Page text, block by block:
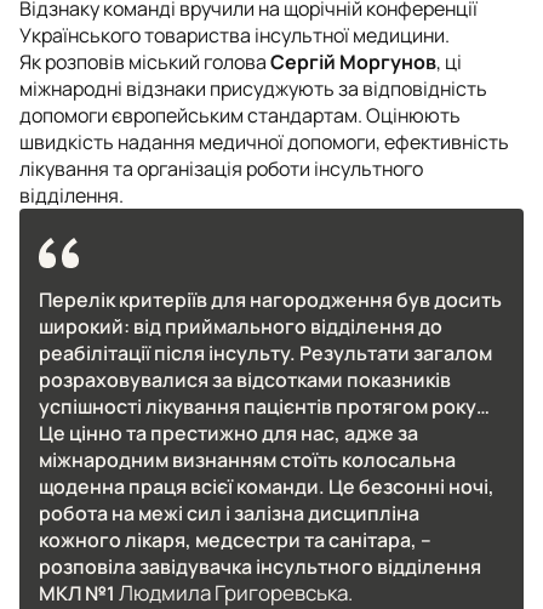
Відзнаку команді вручили на щорічній конференції
Українського товариства інсультної медицини.
Як розповів міський головаСергій Моргунов, ці
міжнародні відзнаки присуджують за відповідність
допомоги європейським стандартам. Оцінюють
швидкість надання медичної допомоги, ефективність
лікування та організація роботи інсультного
відділення.
Перелік критеріїв для нагородження був досить
широкий: від приймального відділення до
реабілітації після інсульту. Результати загалом
розраховувалися за відсотками показників
успішності лікування пацієнтів протягом року…
Це цінно та престижно для нас, адже за
міжнародним визнанням стоїть колосальна
щоденна праця всієї команди. Це безсонні ночі,
робота на межі сил і залізна дисципліна
кожного лікаря, медсестри та санітара, –
розповіла завідувачка інсультного відділення
МКЛ №1 Людмила Григоревська.